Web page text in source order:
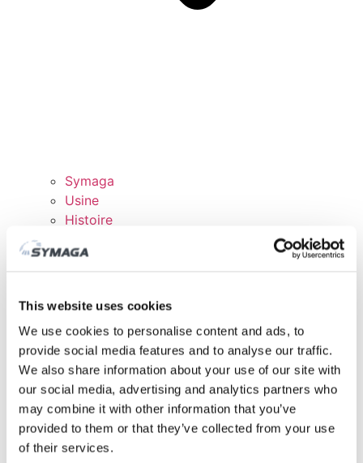
This website uses cookies
We use cookies to personalise content and ads, to
provide social media features and to analyse our traffic.
We also share information about your use of our site with
our social media, advertising and analytics partners who
may combine it with other information that you’ve
provided to them or that they’ve collected from your use
of their services.
Symaga
Usine
Histoire
Responsabilité des Entreprises
Certificats et politiques
DOMAINE CLIENTS